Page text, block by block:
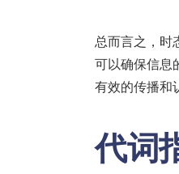
总而言之，时
可以确保信息
有效的传播和
代词